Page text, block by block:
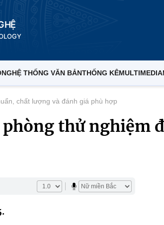
HỆ THỐNG VĂN BẢNTHỐNG KÊMULTIMEDIA
chất lượng và đánh giá phù hợp
phòng thử nghiệm